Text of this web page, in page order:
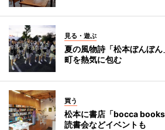
見る・遊ぶ
夏の風物詩「松本ぼんぼ
町を熱気に包む
買う
松本に書店「bocca
読書会などイベントも